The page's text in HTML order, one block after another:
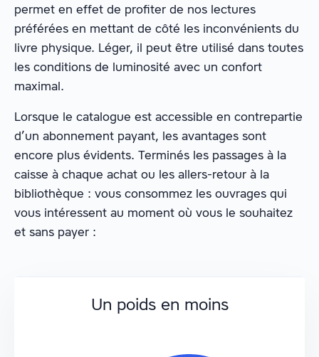
permet en effet de profiter de nos lectures
préférées en mettant de côté les inconvénients du
livre physique. Léger, il peut être utilisé dans toutes
les conditions de luminosité avec un confort
maximal.
Lorsque le catalogue est accessible en contrepartie
d’un abonnement payant, les avantages sont
encore plus évidents. Terminés les passages à la
caisse à chaque achat ou les allers-retour à la
bibliothèque : vous consommez les ouvrages qui
vous intéressent au moment où vous le souhaitez
et sans payer :
Un poids en moins